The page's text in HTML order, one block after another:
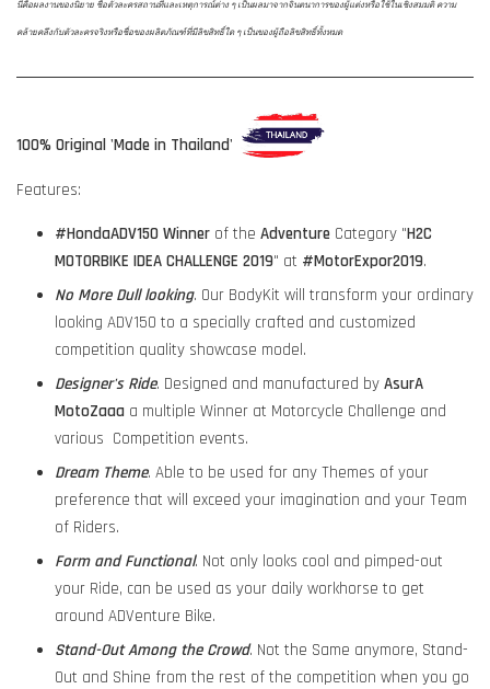
นี่คือผลงานของนิยาย ชื่อตัวละครสถานที่และเหตุการณ์ต่าง ๆ เป็นผลมาจากจินตนาการของผู้แต่งหรือใช้ในเชิงสมมติ ความ
คล้ายคลึงกับตัวละครจริงหรือชื่อของผลิตภัณฑ์ที่มีลิขสิทธิ์ใด ๆ เป็นของผู้ถือลิขสิทธิ์ทั้งหมด
100% Original 'Made in Thailand'
Features:
#HondaADV150 Winner of the Adventure Category "H2C
MOTORBIKE IDEA CHALLENGE 2019" at #MotorExpor2019.
No More Dull looking. Our BodyKit will transform your ordinary
looking ADV150 to a specially crafted and customized
competition quality showcase model.
Designer's Ride. Designed and manufactured by AsurA
MotoZaaa a multiple Winner at Motorcycle Challenge and
various Competition events.
Dream Theme. Able to be used for any Themes of your
preference that will exceed your imagination and your Team
of Riders.
Form and Functional. Not only looks cool and pimped-out
your Ride, can be used as your daily workhorse to get
around ADVenture Bike.
Stand-Out Among the Crowd. Not the Same anymore, Stand-
Out and Shine from the rest of the competition when you go